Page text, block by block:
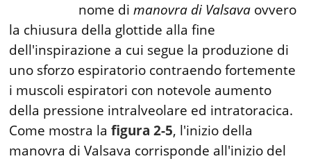
nome dimanovra di Valsava ovvero
la chiusura della glottide alla fine
dell'inspirazione a cui segue la produzione di
uno sforzo espiratorio contraendo fortemente
i muscoli espiratori con notevole aumento
della pressione intralveolare ed intratoracica.
Come mostra lafigura 2-5, l'inizio della
manovra di Valsava corrisponde all'inizio del